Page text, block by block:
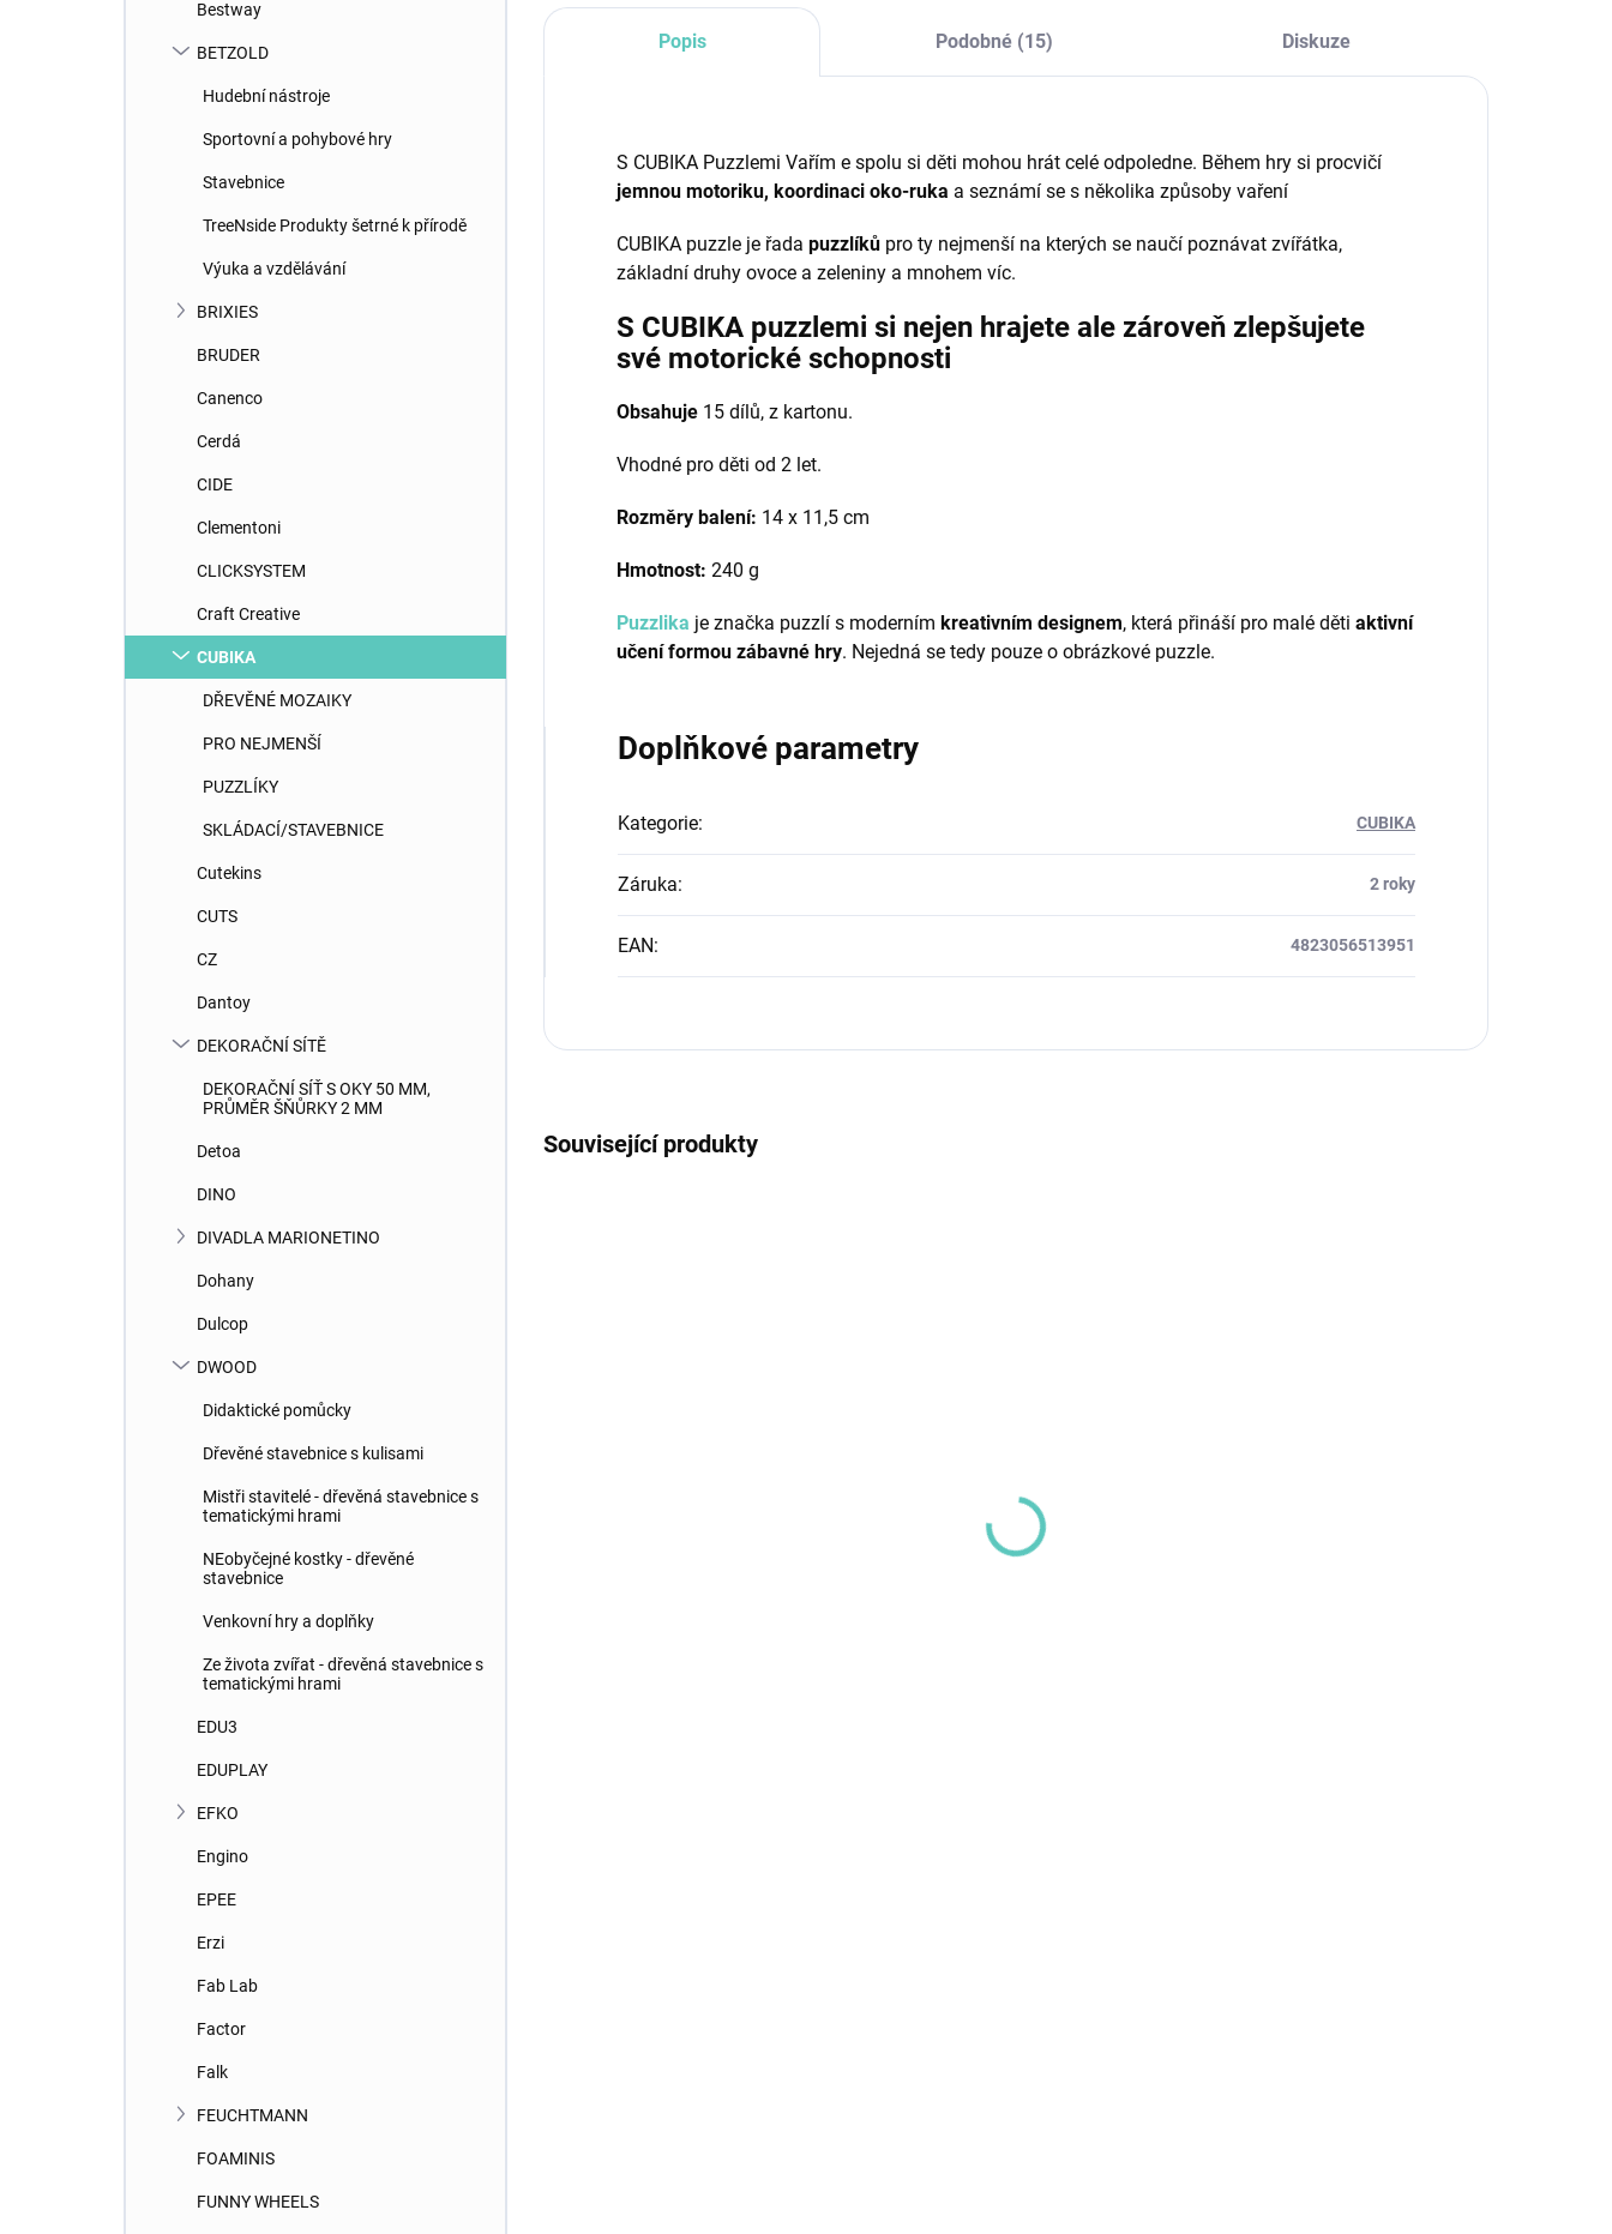
Bestway
BETZOLD
Hudební nástroje
Sportovní a pohybové hry
Stavebnice
TreeNside Produkty šetrné k přírodě
Výuka a vzdělávání
BRIXIES
BRUDER
Canenco
Cerdá
CIDE
Clementoni
CLICKSYSTEM
Craft Creative
CUBIKA
DŘEVĚNÉ MOZAIKY
PRO NEJMENŠÍ
PUZZLÍKY
SKLÁDACÍ/STAVEBNICE
Cutekins
CUTS
CZ
Dantoy
DEKORAČNÍ SÍTĚ
DEKORAČNÍ SÍŤ S OKY 50 MM,
PRŮMĚR ŠŇŮRKY 2 MM
Detoa
DINO
DIVADLA MARIONETINO
Dohany
Dulcop
DWOOD
Didaktické pomůcky
Dřevěné stavebnice s kulisami
Mistři stavitelé - dřevěná stavebnice s
tematickými hrami
NEobyčejné kostky - dřevěné
stavebnice
Venkovní hry a doplňky
Ze života zvířat - dřevěná stavebnice s
tematickými hrami
EDU3
EDUPLAY
EFKO
Engino
EPEE
Erzi
Fab Lab
Factor
Falk
FEUCHTMANN
FOAMINIS
FUNNY WHEELS
Související produkty
Popis Podobné (15) Diskuze
S CUBIKA Puzzlemi Vařím e spolu si děti mohou hrát celé odpoledne. Během hry si procvičí
jemnou motoriku, koordinaci oko-ruka a seznámí se s několika způsoby vaření
CUBIKA puzzle je řada puzzlíků pro ty nejmenší na kterých se naučí poznávat zvířátka,
základní druhy ovoce a zeleniny a mnohem víc.
S CUBIKA puzzlemi si nejen hrajete ale zároveň zlepšujete
své motorické schopnosti
Obsahuje 15 dílů, z kartonu.
Vhodné pro děti od 2 let.
Rozměry balení: 14 x 11,5 cm
Hmotnost: 240 g
Puzzlika je značka puzzlí s moderním kreativním designem, která přináší pro malé děti aktivní
učení formou zábavné hry. Nejedná se tedy pouze o obrázkové puzzle.
Doplňkové parametry
Kategorie: CUBIKA
Záruka: 2 roky
EAN: 4823056513951